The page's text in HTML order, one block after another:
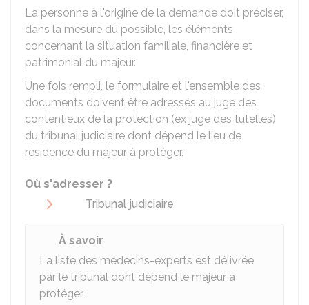
La personne à l'origine de la demande doit préciser,
dans la mesure du possible, les éléments
concernant la situation familiale, financière et
patrimonial du majeur.
Une fois rempli, le formulaire et l'ensemble des
documents doivent être adressés au juge des
contentieux de la protection (ex juge des tutelles)
du tribunal judiciaire dont dépend le lieu de
résidence du majeur à protéger.
Où s'adresser ?
Tribunal judiciaire
À savoir
La liste des médecins-experts est délivrée
par le tribunal dont dépend le majeur à
protéger.